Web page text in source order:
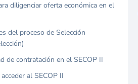
diligenciar oferta económica en el
del proceso de Selección
de contratación en el SECOP II
al SECOP II